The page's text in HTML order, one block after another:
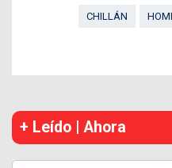
CHILLÁN
+ Leído | Ahora